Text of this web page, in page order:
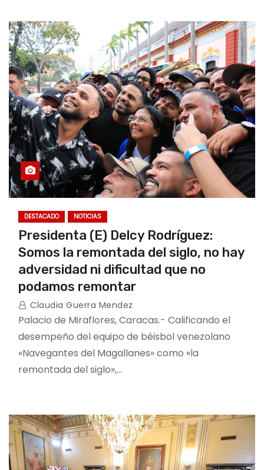
DESTACADO NOTICIAS
Presidenta (E) Delcy Rodríguez:
Somos la remontada del siglo, no hay
adversidad ni dificultad que no
podamos remontar
Claudia Guerra Mendez
Palacio de Miraflores, Caracas.- Calificando el
desempeño del equipo de béisbol venezolano
«Navegantes del Magallanes» como «la
remontada del siglo»,…